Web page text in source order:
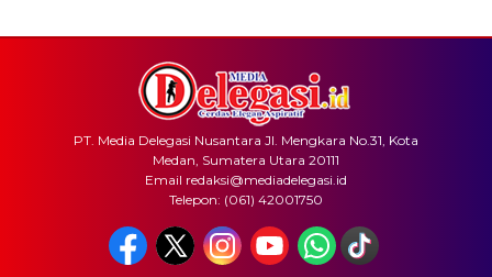
PT. Media Delegasi Nusantara Jl. Mengkara No.31, Kota
Medan, Sumatera Utara 20111
Email redaksi@mediadelegasi.id
Telepon: (061) 42001750